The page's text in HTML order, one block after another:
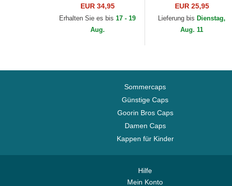
9FORTY Beaded der
New York Yankees
MLB von New Era
EUR 34,95
Erhalten Sie es bis17 - 19
Aug.
9FORTY League
Essential der New York
Yankees MLB von New
EUR 25,95
Lieferung bis Dienstag,
Aug. 11
Sommercaps
Günstige Caps
Goorin Bros Caps
Damen Caps
Kappen für Kinder
Hilfe
Mein Konto